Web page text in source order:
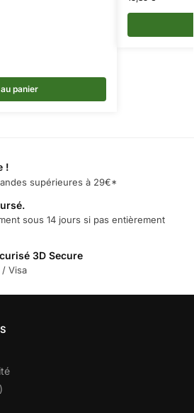
panier
!
supérieures à 29€*
sous 14 jours si pas entièrement
3D Secure
/ Visa